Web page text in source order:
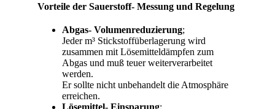
Vorteile der Sauerstoff- Messung und Regelung
Abgas- Volumenreduzierung;
Jeder m³ Stickstoffüberlagerung wird
zusammen mit Lösemitteldämpfen zum
Abgas und muß teuer weiterverarbeitet
werden.
Er sollte nicht unbehandelt die Atmosphäre
erreichen.
Lösemittel- Einsparung: